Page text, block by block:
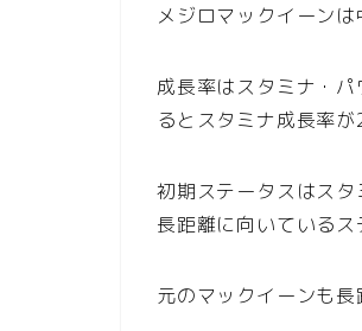
メジロマックイーン
成長率はスタミナ・
るとスタミナ成長率
初期ステータスはスタ
長距離に向いているス
元のマックイーンも